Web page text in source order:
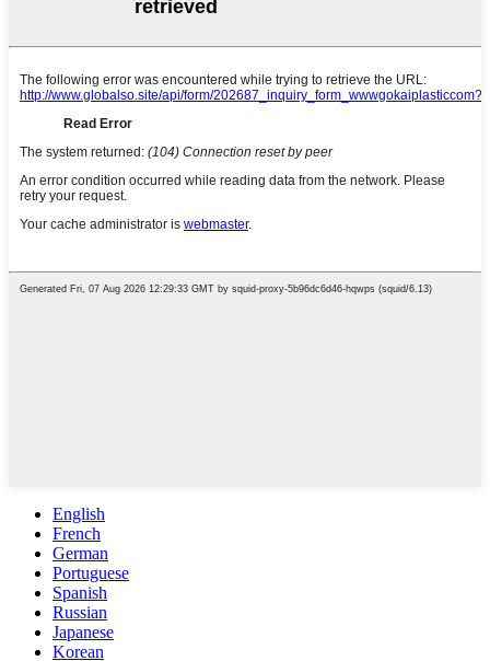
English
French
German
Portuguese
Spanish
Russian
Japanese
Korean